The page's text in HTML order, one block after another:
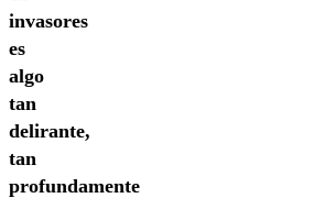
invasores
es
algo
tan
delirante,
tan
profundamente